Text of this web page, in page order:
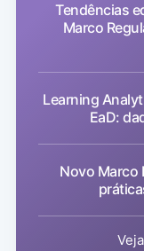
Tendências
Marco
Learning
EaD:
Novo Marco